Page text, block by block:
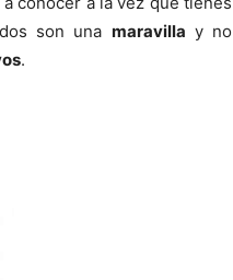
son una maravilla y no
.